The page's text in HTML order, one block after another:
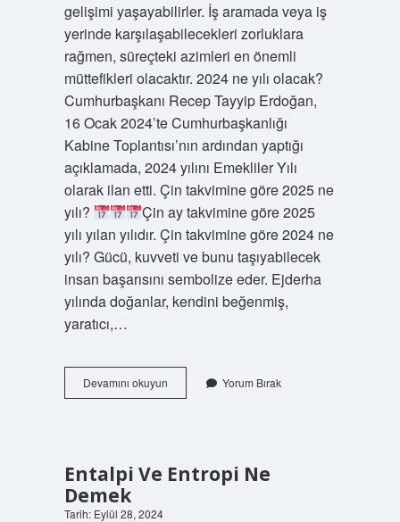
gelişimi yaşayabilirler. İş aramada veya iş
yerinde karşılaşabilecekleri zorluklara
rağmen, süreçteki azimleri en önemli
müttefikleri olacaktır. 2024 ne yılı olacak?
Cumhurbaşkanı Recep Tayyip Erdoğan,
16 Ocak 2024’te Cumhurbaşkanlığı
Kabine Toplantısı’nın ardından yaptığı
açıklamada, 2024 yılını Emekliler Yılı
olarak ilan etti. Çin takvimine göre 2025 ne
yılı?
Çin ay takvimine göre 2025
yılı yılan yılıdır. Çin takvimine göre 2024 ne
yılı? Gücü, kuvveti ve bunu taşıyabilecek
insan başarısını sembolize eder. Ejderha
yılında doğanlar, kendini beğenmiş,
yaratıcı,…
Devamını okuyun2024
Çinde
Yorum Bırak
Entalpi Ve Entropi Ne
Demek
Tarih: Eylül 28, 2024